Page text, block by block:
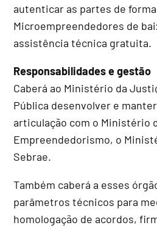
autenticar as partes de
Microempreendedores de
assistência técnica gratuita.
Responsabilidades e gestão
Caberá ao Ministério da
Pública desenvolver e
articulação com o Ministério
Empreendedorismo, o
Sebrae.
Também caberá a esses
parâmetros técnicos para
homologação de acordos,